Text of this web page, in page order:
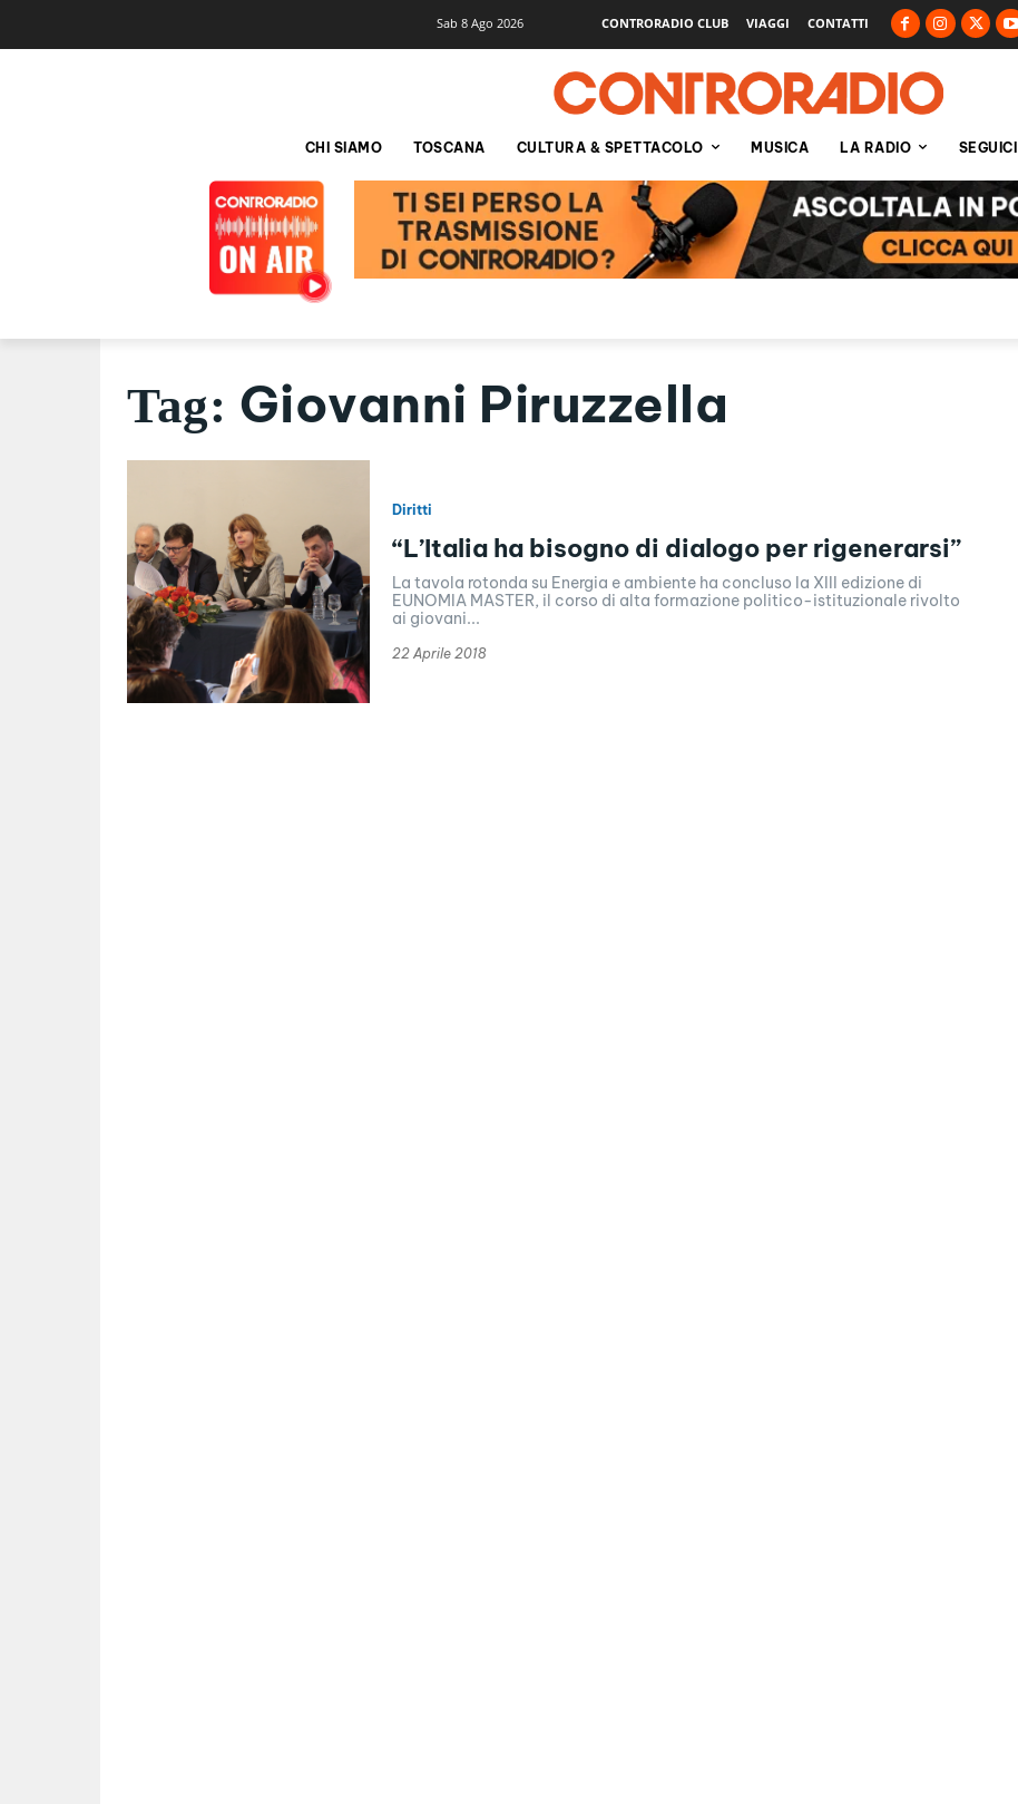
Sab 8 Ago 2026 CONTRORADIO CLUB VIAGGI CONTATTI
CHI SIAMO TOSCANA CULTURA & SPETTACOLO MUSICA LA RADIO SEGUICI
Tag: Giovanni Piruzzella
Diritti
“L’Italia ha bisogno di dialogo per rigenerarsi”
La tavola rotonda su Energia e ambiente ha concluso la XIII edizione di
EUNOMIA MASTER, il corso di alta formazione politico-istituzionale rivolto
ai giovani...
22 Aprile 2018